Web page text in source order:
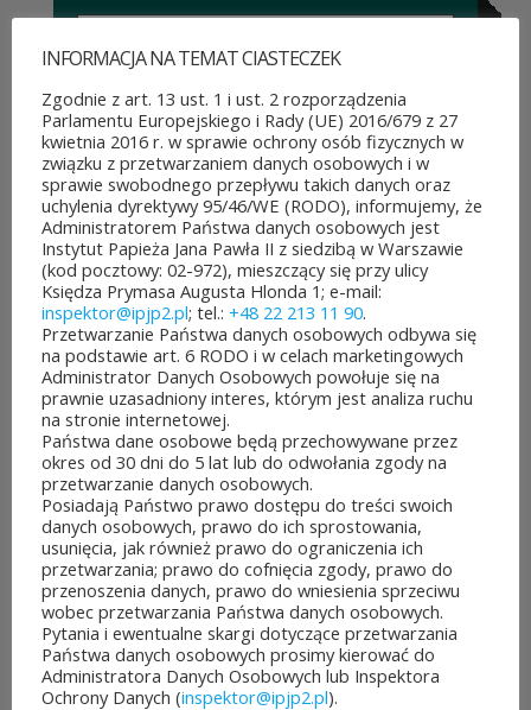
ROZPOCZĘŁO SIĘ GŁOSOWANIE W BUDŻECIE
OBYWATELSKIM MAZOWSZA!
03 sierpnia&8b44p;2026
Można już głosować
na projekty zgłoszone do 7.
edycji Budżetu
Obywatelskiego Mazowsza.
To mieszkańcy zdecydują,
które pomysły dostaną
dofinansowanie z budżetu
samorządu województwa
mazowieckiego. Do rozdania
jest aż 30 mln zł! Mieszkańcy
województwa mazowieckiego
po...
CZYTAJ DALEJ
INFORMACJA NA TEMAT CIASTECZEK
Zgodnie z art. 13 ust. 1 i ust. 2 rozporządzenia
Parlamentu Europejskiego i Rady (UE) 2016/679 z 27
kwietnia 2016 r. w sprawie ochrony osób fizycznych w
związku z przetwarzaniem danych osobowych i w
sprawie swobodnego przepływu takich danych oraz
uchylenia dyrektywy 95/46/WE (RODO), informujemy, że
Administratorem Państwa danych osobowych jest
Instytut Papieża Jana Pawła II z siedzibą w Warszawie
(kod pocztowy: 02-972), mieszczący się przy ulicy
Księdza Prymasa Augusta Hlonda 1; e-mail:
inspektor@ipjp2.pl; tel.: +48 22 213 11 90.
Przetwarzanie Państwa danych osobowych odbywa się
na podstawie art. 6 RODO i w celach marketingowych
Administrator Danych Osobowych powołuje się na
prawnie uzasadniony interes, którym jest analiza ruchu
na stronie internetowej.
Państwa dane osobowe będą przechowywane przez
okres od 30 dni do 5 lat lub do odwołania zgody na
przetwarzanie danych osobowych.
Posiadają Państwo prawo dostępu do treści swoich
danych osobowych, prawo do ich sprostowania,
usunięcia, jak również prawo do ograniczenia ich
przetwarzania; prawo do cofnięcia zgody, prawo do
przenoszenia danych, prawo do wniesienia sprzeciwu
wobec przetwarzania Państwa danych osobowych.
Pytania i ewentualne skargi dotyczące przetwarzania
Państwa danych osobowych prosimy kierować do
Administratora Danych Osobowych lub Inspektora
Ochrony Danych (inspektor@ipjp2.pl).